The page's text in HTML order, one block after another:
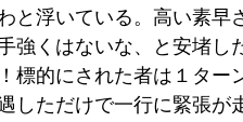
と浮いている。高い素早
強くはないな、と安堵し
標的にされた者は１ター
しただけで一行に緊張が